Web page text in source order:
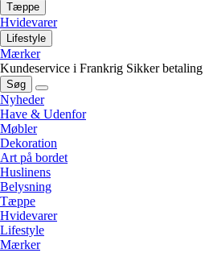
Tæppe
Hvidevarer
Lifestyle
Mærker
Kundeservice i Frankrig Sikker betaling
Søg
Nyheder
Have & Udenfor
Møbler
Dekoration
Art på bordet
Huslinens
Belysning
Tæppe
Hvidevarer
Lifestyle
Mærker